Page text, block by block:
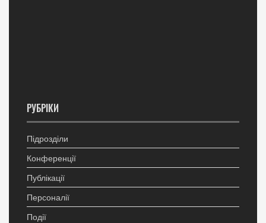
РУБРІКИ
Підрозділи
Конференції
Публікації
Персоналії
Події